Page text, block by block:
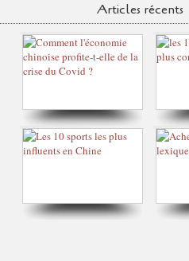
Articles récents